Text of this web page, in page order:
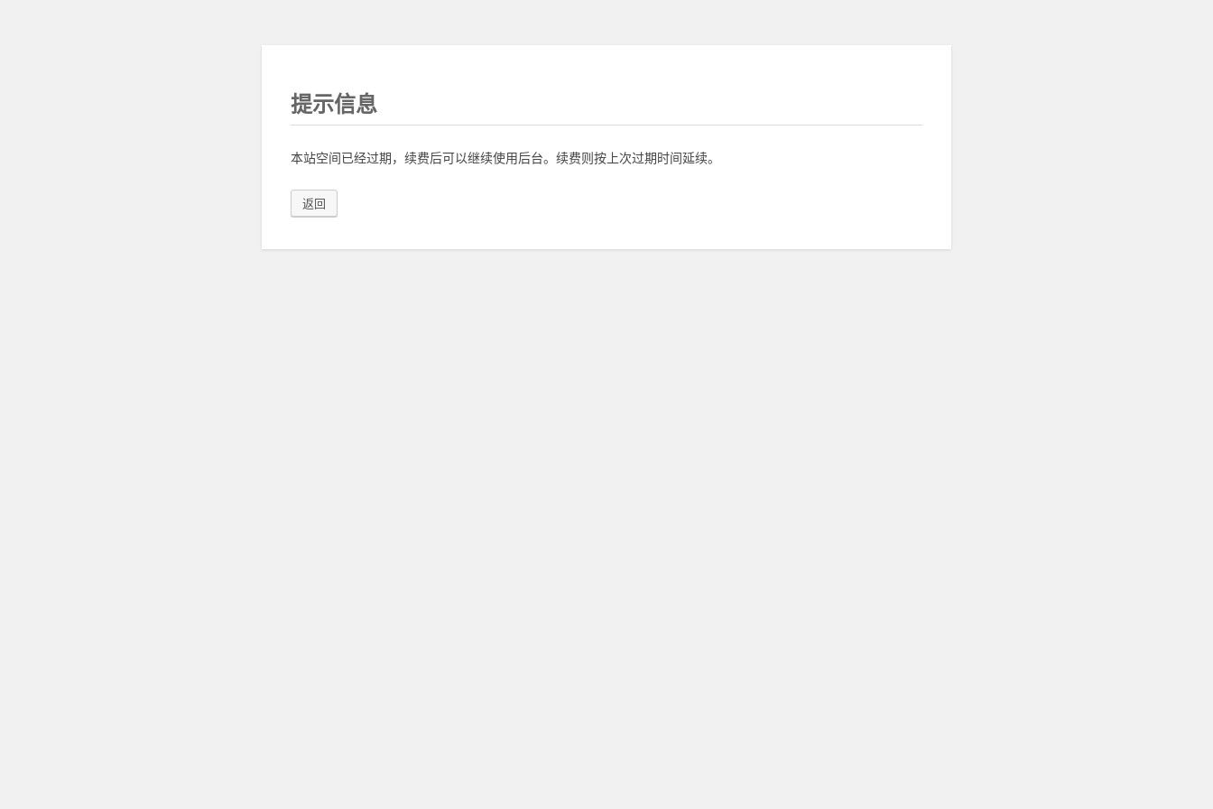
提示信息
本站空间已经过期，续费后可以继续使用后台。续费则按上次过期时间延续。
返回